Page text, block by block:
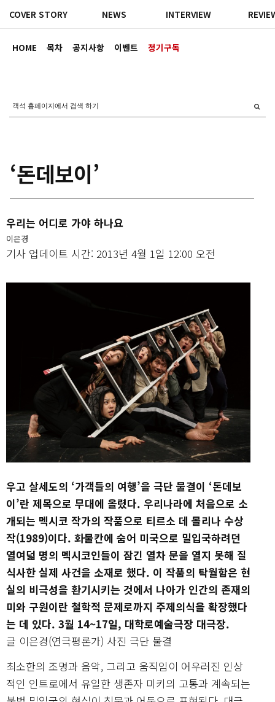
HOME 목차 공지사항 이벤트 정기구독
COVER STORY NEWS INTERVIEW
‘돈데보이’
우리는 어디로 가야 하나요
이은경
기사 업데이트 시간: 2013년 4월 1일 12:00 오전
우고 살세도의 ‘가객들의 여행’을 극단 물결이 ‘돈데보
이’란 제목으로 무대에 올렸다. 우리나라에 처음으로 소
개되는 멕시코 작가의 작품으로 티르소 데 몰리나 수상
작(1989)이다. 화물칸에 숨어 미국으로 밀입국하려던
열여덟 명의 멕시코인들이 잠긴 열차 문을 열지 못해 질
식사한 실제 사건을 소재로 했다. 이 작품의 탁월함은 현
실의 비극성을 환기시키는 것에서 나아가 인간의 존재의
미와 구원이란 철학적 문제로까지 주제의식을 확장했다
는 데 있다. 3월 14~17일, 대학로예술극장 대극장.
글 이은경(연극평론가) 사진 극단 물결
최소한의 조명과 음악, 그리고 움직임이 어우러진 인상
적인 인트로에서 유일한 생존자 미키의 고통과 계속되는